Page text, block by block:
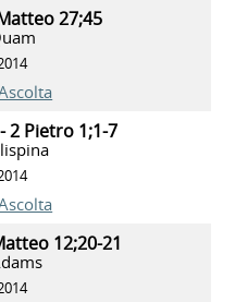
27;45
2 Pietro 1;1-7
12;20-21